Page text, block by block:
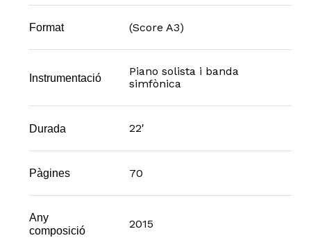
Format (Score A3)
Instrumentació
Piano solista i banda
simfònica
Durada 22'
Pàgines 70
Any
composició
2015